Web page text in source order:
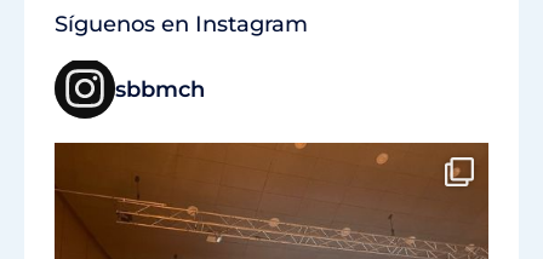
Síguenos en Instagram
sbbmch